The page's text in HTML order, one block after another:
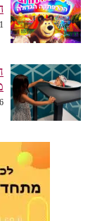
11 ביולי 2026
6 ביולי 2026